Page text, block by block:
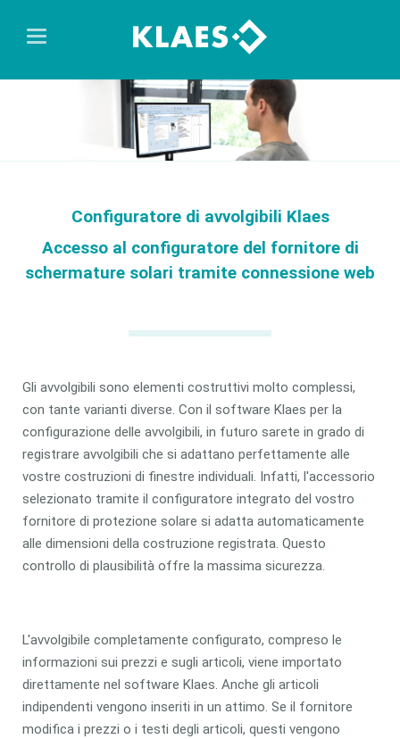
Configuratore di avvolgibili Klaes
Accesso al configuratore del fornitore di
schermature solari tramite connessione web
Gli avvolgibili sono elementi costruttivi molto complessi,
con tante varianti diverse. Con il software Klaes per la
configurazione delle avvolgibili, in futuro sarete in grado di
registrare avvolgibili che si adattano perfettamente alle
vostre costruzioni di finestre individuali. Infatti, l'accessorio
selezionato tramite il configuratore integrato del vostro
fornitore di protezione solare si adatta automaticamente
alle dimensioni della costruzione registrata. Questo
controllo di plausibilità offre la massima sicurezza.
L'avvolgibile completamente configurato, compreso le
informazioni sui prezzi e sugli articoli, viene importato
direttamente nel software Klaes. Anche gli articoli
indipendenti vengono inseriti in un attimo. Se il fornitore
modifica i prezzi o i testi degli articoli, questi vengono